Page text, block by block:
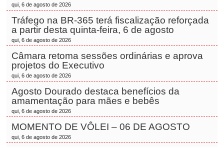
qui, 6 de agosto de 2026
Tráfego na BR-365 terá fiscalização reforçada
a partir desta quinta-feira, 6 de agosto
qui, 6 de agosto de 2026
Câmara retoma sessões ordinárias e aprova
projetos do Executivo
qui, 6 de agosto de 2026
Agosto Dourado destaca benefícios da
amamentação para mães e bebês
qui, 6 de agosto de 2026
MOMENTO DE VÔLEI – 06 DE AGOSTO
qui, 6 de agosto de 2026